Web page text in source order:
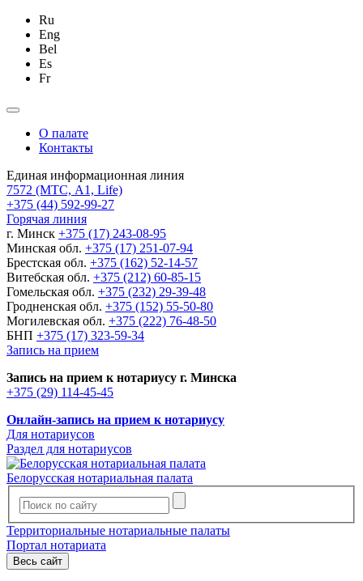
Ru
Eng
Bel
Es
Fr
О палате
Контакты
Единая информационная линия
7572 (МТС, A1, Life)
+375 (44) 592-99-27
Горячая линия
г. Минск +375 (17) 243-08-95
Минская обл. +375 (17) 251-07-94
Брестская обл. +375 (162) 52-14-57
Витебская обл. +375 (212) 60-85-15
Гомельская обл. +375 (232) 29-39-48
Гродненская обл. +375 (152) 55-50-80
Могилевская обл. +375 (222) 76-48-50
БНП +375 (17) 323-59-34
Запись на прием
Запись на прием к нотариусу г. Минска
+375 (29) 114-45-45
Онлайн-запись на прием к нотариусу
Для нотариусов
Раздел для нотариусов
Белорусская нотариальная палата
Территориальные нотариальные палаты
Портал нотариата
Весь сайт